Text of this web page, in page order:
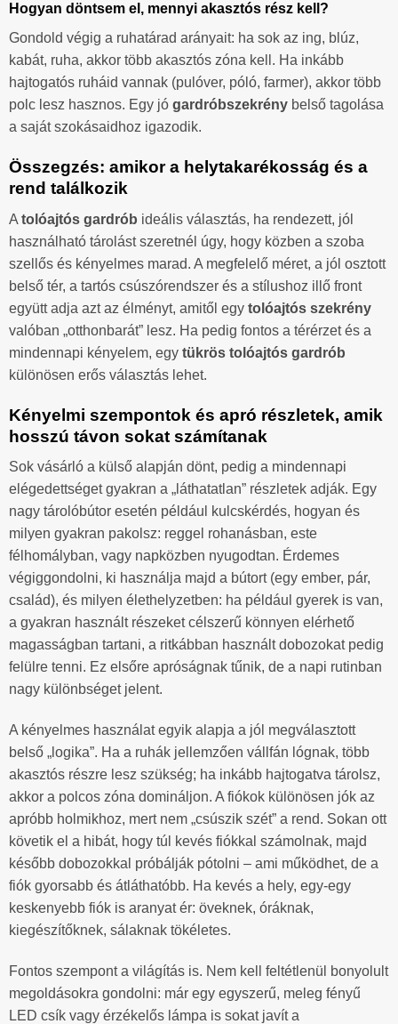
Hogyan döntsem el, mennyi akasztós rész kell?
Gondold végig a ruhatárad arányait: ha sok az ing, blúz,
kabát, ruha, akkor több akasztós zóna kell. Ha inkább
hajtogatós ruháid vannak (pulóver, póló, farmer), akkor több
polc lesz hasznos. Egy jó gardróbszekrény belső tagolása
a saját szokásaidhoz igazodik.
Összegzés: amikor a helytakarékosság és a
rend találkozik
A tolóajtós gardrób ideális választás, ha rendezett, jól
használható tárolást szeretnél úgy, hogy közben a szoba
szellős és kényelmes marad. A megfelelő méret, a jól osztott
belső tér, a tartós csúszórendszer és a stílushoz illő front
együtt adja azt az élményt, amitől egy tolóajtós szekrény
valóban „otthonbarát” lesz. Ha pedig fontos a térérzet és a
mindennapi kényelem, egy tükrös tolóajtós gardrób
különösen erős választás lehet.
Kényelmi szempontok és apró részletek, amik
hosszú távon sokat számítanak
Sok vásárló a külső alapján dönt, pedig a mindennapi
elégedettséget gyakran a „láthatatlan” részletek adják. Egy
nagy tárolóbútor esetén például kulcskérdés, hogyan és
milyen gyakran pakolsz: reggel rohanásban, este
félhomályban, vagy napközben nyugodtan. Érdemes
végiggondolni, ki használja majd a bútort (egy ember, pár,
család), és milyen élethelyzetben: ha például gyerek is van,
a gyakran használt részeket célszerű könnyen elérhető
magasságban tartani, a ritkábban használt dobozokat pedig
felülre tenni. Ez elsőre apróságnak tűnik, de a napi rutinban
nagy különbséget jelent.
A kényelmes használat egyik alapja a jól megválasztott
belső „logika”. Ha a ruhák jellemzően vállfán lógnak, több
akasztós részre lesz szükség; ha inkább hajtogatva tárolsz,
akkor a polcos zóna domináljon. A fiókok különösen jók az
apróbb holmikhoz, mert nem „csúszik szét” a rend. Sokan ott
követik el a hibát, hogy túl kevés fiókkal számolnak, majd
később dobozokkal próbálják pótolni – ami működhet, de a
fiók gyorsabb és átláthatóbb. Ha kevés a hely, egy-egy
keskenyebb fiók is aranyat ér: öveknek, óráknak,
kiegészítőknek, sálaknak tökéletes.
Fontos szempont a világítás is. Nem kell feltétlenül bonyolult
megoldásokra gondolni: már egy egyszerű, meleg fényű
LED csík vagy érzékelős lámpa is sokat javít a